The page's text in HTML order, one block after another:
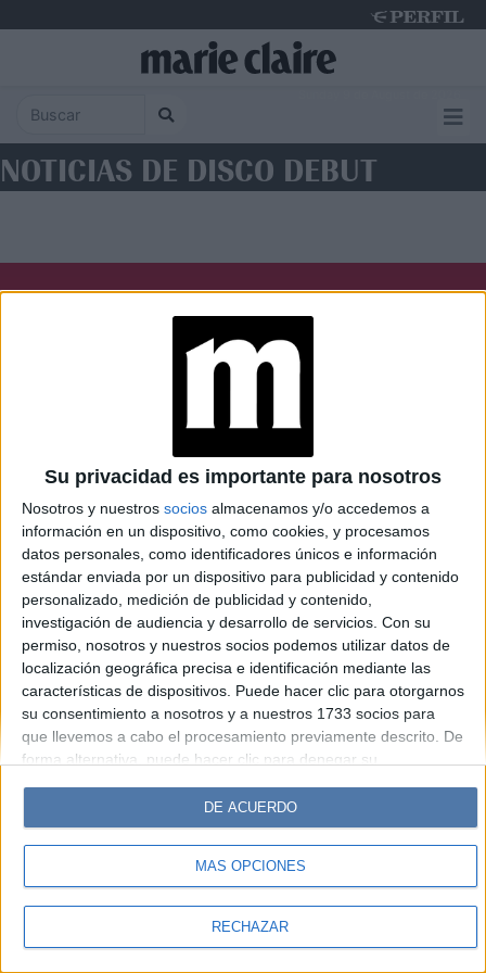
Su privacidad es importante para nosotros
Nosotros y nuestros socios almacenamos y/o accedemos a
información en un dispositivo, como cookies, y procesamos
datos personales, como identificadores únicos e información
estándar enviada por un dispositivo para publicidad y contenido
personalizado, medición de publicidad y contenido,
investigación de audiencia y desarrollo de servicios. Con su
permiso, nosotros y nuestros socios podemos utilizar datos de
localización geográfica precisa e identificación mediante las
características de dispositivos. Puede hacer clic para otorgarnos
su consentimiento a nosotros y a nuestros 1733 socios para
que llevemos a cabo el procesamiento previamente descrito. De
forma alternativa, puede hacer clic para denegar su
cambiar sus preferencias antes de otorgar su consentimiento.
Tenga en cuenta que algún procesamiento de sus datos
personales puede no requerir de su consentimiento, pero usted
tiene el derecho de rechazar tal procesamiento. Sus
sus preferencias o retirar su consentimiento en cualquier
MÁS OPCIONES
RECHAZAR
DE ACUERDO
NOTICIAS DE DISCO DEBUT
Caras Noticias
Weekend Parabrisas
Look
Luz Mía Lunateen Break BATimes
© Perfil.com 2006-2019 - Todos los derechos reservados
Registro de Propiedad Intelectual: Nro. 5346433